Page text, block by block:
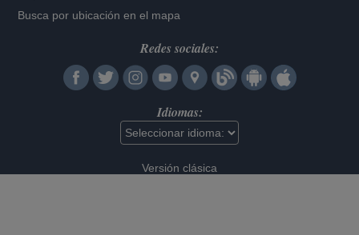
Busca por ubicación en el mapa
Redes sociales:
Idiomas:
Versión clásica